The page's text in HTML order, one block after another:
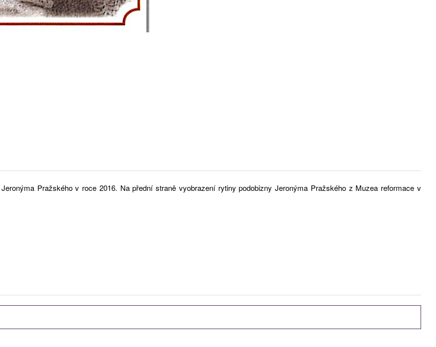
Pražského v roce 2016. Na přední straně vyobrazení rytiny podobizny Jeronýma Pražského z Muzea reformace v